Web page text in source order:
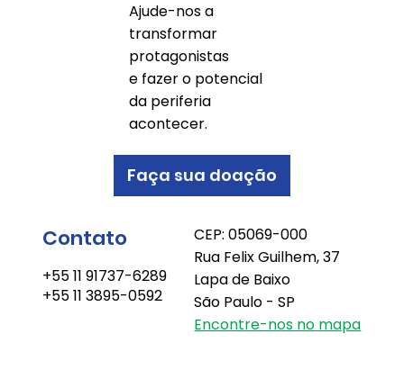
Ajude-nos a
transformar
protagonistas
e fazer o potencial
da periferia
acontecer.
Faça sua doação
Contato
+55 11 91737-6289
+55 11 3895-0592
CEP: 05069-000
Rua Felix Guilhem, 37
Lapa de Baixo
São Paulo - SP
Encontre-nos no mapa